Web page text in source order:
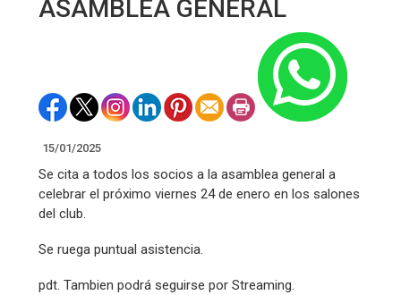
ASAMBLEA GENERAL
15/01/2025
Se cita a todos los socios a la asamblea general a
celebrar el próximo viernes 24 de enero en los salones
del club.
Se ruega puntual asistencia.
pdt. Tambien podrá seguirse por Streaming.